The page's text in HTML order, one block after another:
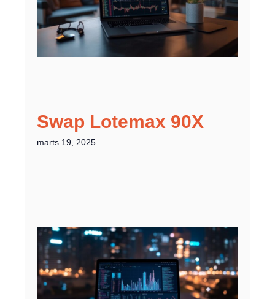
Swap Lotemax 90X
marts 19, 2025